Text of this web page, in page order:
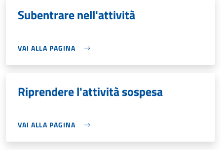
Subentrare nell'attività
VAI ALLA PAGINA
Riprendere l'attività sospesa
VAI ALLA PAGINA